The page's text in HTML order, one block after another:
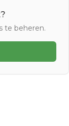
te beheren.